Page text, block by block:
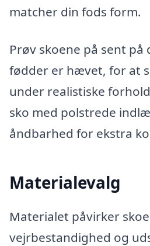
matcher din fods form.
Prøv skoene på sent på
fødder er hævet, for at
under realistiske
sko med polstrede
åndbarhed for ekstra
Materialevalg
Materialet påvirker
vejrbestandighed og